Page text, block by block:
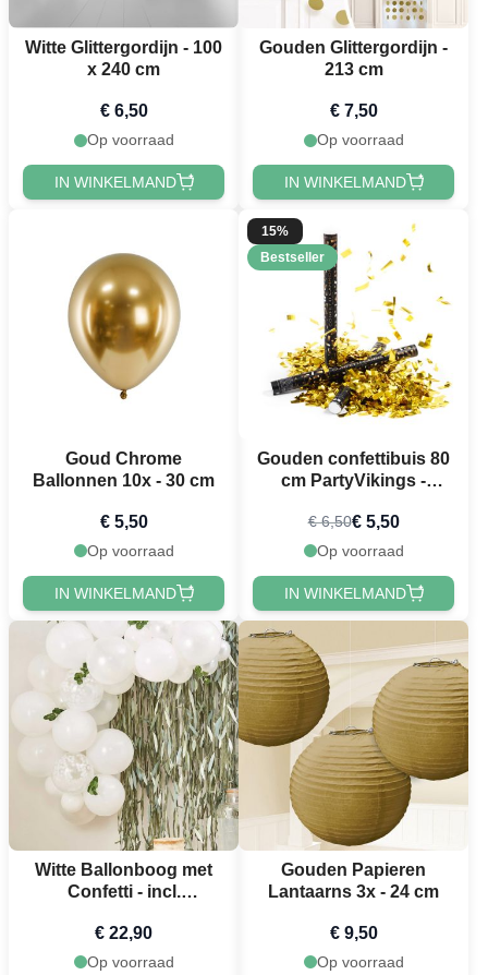
Witte Glittergordijn - 100
x 240 cm
€ 6,50
Op voorraad
IN WINKELMAND
Gouden Glittergordijn -
213 cm
€ 7,50
Op voorraad
IN WINKELMAND
Goud Chrome
Ballonnen 10x - 30 cm
€ 5,50
Op voorraad
IN WINKELMAND
15%
Bestseller
Gouden confettibuis 80
cm PartyVikings -
€ 6,50€ 5,50
Op voorraad
IN WINKELMAND
Witte Ballonboog met
Confetti - incl.
52 delen
€ 22,90
Op voorraad
Gouden Papieren
Lantaarns 3x - 24 cm
€ 9,50
Op voorraad